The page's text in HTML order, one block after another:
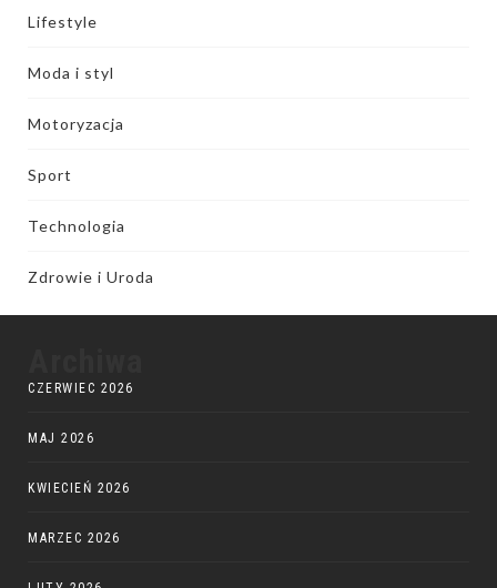
Lifestyle
Moda i styl
Motoryzacja
Sport
Technologia
Zdrowie i Uroda
CZERWIEC 2026
MAJ 2026
KWIECIEŃ 2026
MARZEC 2026